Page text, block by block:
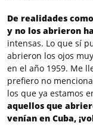
De realidades
y no los abrieron
intensas. Lo que sí
abrieron los ojos
en el año 1959. Me
prefiero no
los que ya estamos
aquellos que
venían en Cuba,